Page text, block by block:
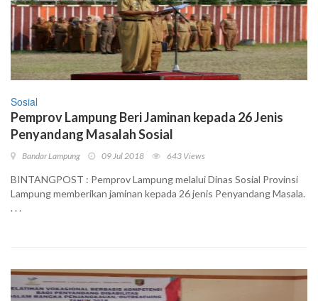
Sosial
Pemprov Lampung Beri Jaminan kepada 26 Jenis
Penyandang Masalah Sosial
Bandar Lampung 09 Jul 2018 643 Views
BINTANGPOST : Pemprov Lampung melalui Dinas Sosial Provinsi
Lampung memberikan jaminan kepada 26 jenis Penyandang Masala.
. . .